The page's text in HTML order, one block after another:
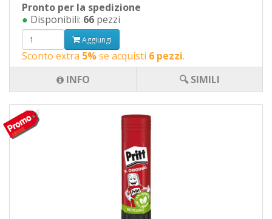
Pronto per la spedizione
● Disponibili: 66 pezzi
Aggiungi
Sconto extra 5%se acquisti 6 pezzi.
INFO
🔍 SIMILI